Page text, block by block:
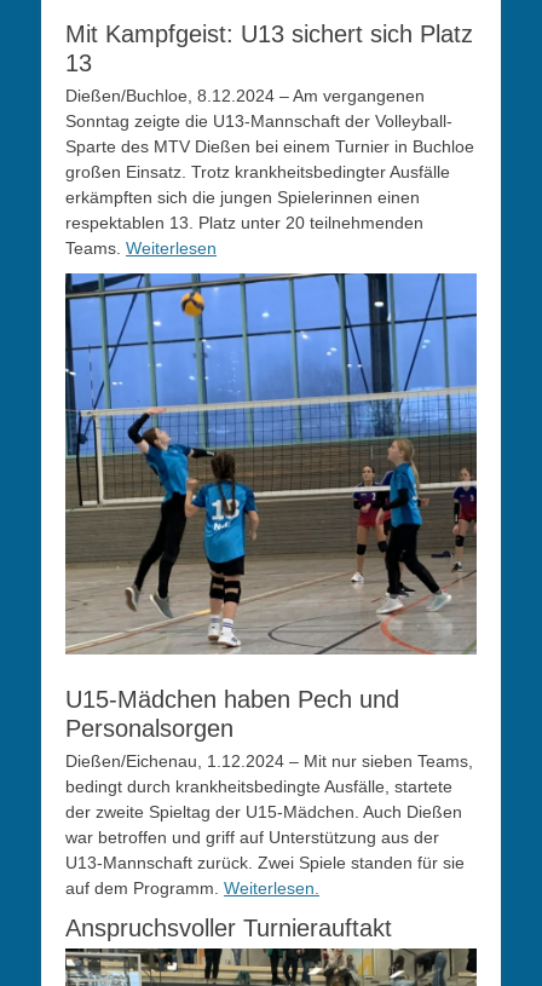
Mit Kampfgeist: U13 sichert sich Platz
13
Dießen/Buchloe, 8.12.2024 – Am vergangenen
Sonntag zeigte die U13-Mannschaft der Volleyball-
Sparte des MTV Dießen bei einem Turnier in Buchloe
großen Einsatz. Trotz krankheitsbedingter Ausfälle
erkämpften sich die jungen Spielerinnen einen
respektablen 13. Platz unter 20 teilnehmenden
Teams. Weiterlesen
U15-Mädchen haben Pech und
Personalsorgen
Dießen/Eichenau, 1.12.2024 – Mit nur sieben Teams,
bedingt durch krankheitsbedingte Ausfälle, startete
der zweite Spieltag der U15-Mädchen. Auch Dießen
war betroffen und griff auf Unterstützung aus der
U13-Mannschaft zurück. Zwei Spiele standen für sie
auf dem Programm. Weiterlesen.
Anspruchsvoller Turnierauftakt